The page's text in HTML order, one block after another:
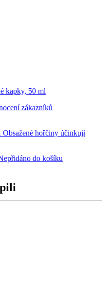
kapky, 50 ml
zákazníků
Obsažené hořčiny účinkují
do košíku